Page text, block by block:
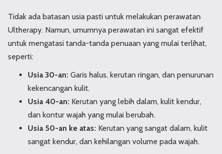
Tidak ada batasan usia pasti untuk melakukan perawatan
Ultherapy. Namun, umumnya perawatan ini sangat efektif
untuk mengatasi tanda-tanda penuaan yang mulai terlihat,
seperti:
Usia 30-an: Garis halus, kerutan ringan, dan penurunan
kekencangan kulit.
Usia 40-an: Kerutan yang lebih dalam, kulit kendur,
dan kontur wajah yang mulai berubah.
Usia 50-an ke atas: Kerutan yang sangat dalam, kulit
sangat kendur, dan kehilangan volume pada wajah.